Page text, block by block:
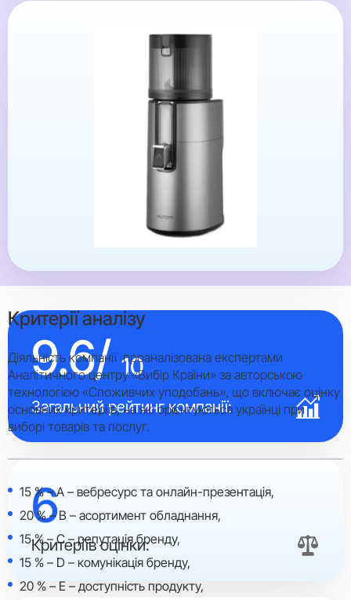
9.6/10
Загальний рейтинг компанії:
6
Критеріїв оцінки:
Критерії аналізу
Діяльність компанії проаналізована експертами
Аналітичного центру «Вибір Країни» за авторською
технологією «Споживчих уподобань», що включає оцінку
основних критеріїв, на які орієнтуються українці при
виборі товарів та послуг.
15 % – A – вебресурс та онлайн-презентація,
20 % – B – асортимент обладнання,
15 % – C – репутація бренду,
15 % – D – комунікація бренду,
20 % – E – доступність продукту,